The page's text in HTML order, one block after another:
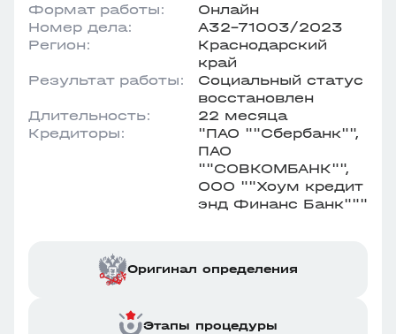
Формат работы:
Онлайн
Номер дела:
А32-71003/2023
Регион:
Краснодарский
край
Результат работы:
Социальный статус
восстановлен
Длительность:
22 месяца
Кредиторы:
"ПАО ""Сбербанк"",
ПАО
""СОВКОМБАНК"",
ООО ""Хоум кредит
энд Финанс Банк"""
Оригинал определения
Этапы процедуры